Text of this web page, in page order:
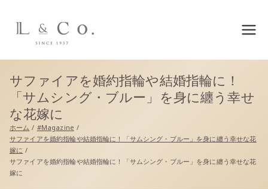
L&co.（エルアンドコー）公
サファイアを婚約指輪や結婚指輪に！
「サムシング・ブルー」を身に纏う幸せ
な花嫁に
ホーム
#Magazine
サファイアを婚約指輪や結婚指輪に！「サムシング・ブルー」を身に纏う幸せな花
嫁に
サファイアを婚約指輪や結婚指輪に！「サムシング・ブルー」を身に纏う幸せな花
嫁に